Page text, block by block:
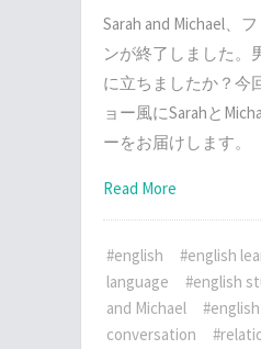
Sarah and Michael、
ンが終了しました。
に立ちましたか？今
ョー風にSarahと
ーをお届けします。
Read More
#english #english
language
#english
and Michael
#english
conversation